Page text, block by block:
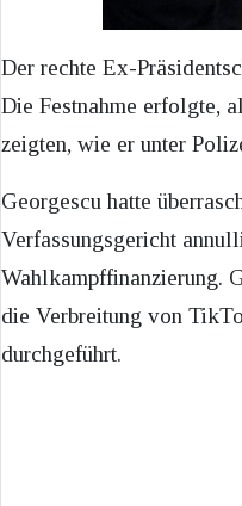
Der rechte Ex-
Die Festnahme erfolgte,
zeigten, wie er unter
Georgescu hatte
Verfassungsgericht
Wahlkampffinanzierung.
die Verbreitung von
durchgeführt.